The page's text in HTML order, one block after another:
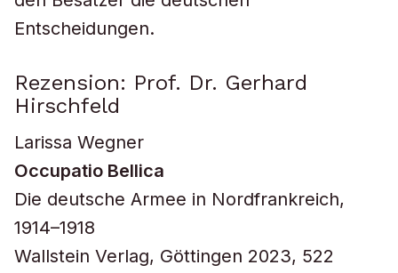
Entscheidungen.
Rezension: Prof. Dr. Gerhard
Hirschfeld
Larissa Wegner
Occupatio Bellica
Die deutsche Armee in Nordfrankreich,
1914–1918
Wallstein Verlag, Göttingen 2023, 522